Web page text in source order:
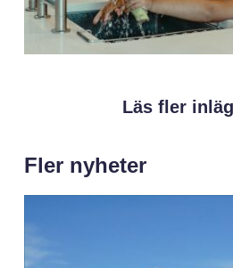
Läs fler
Fler nyheter